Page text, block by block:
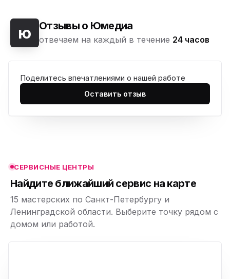
ю Отзывы о Юмедиа
отвечаем на каждый в течение 24 часов
Поделитесь впечатлениями о нашей работе
Оставить отзыв
СЕРВИСНЫЕ ЦЕНТРЫ
Найдите ближайший сервис на карте
15 мастерских по Санкт-Петербургу и
Ленинградской области. Выберите точку рядом с
домом или работой.
ю